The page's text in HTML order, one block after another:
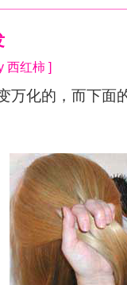
西红柿 ]
化的，而下面